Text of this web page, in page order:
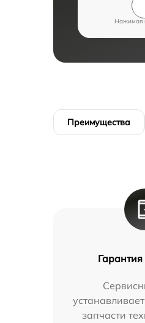
Нажимая
Преимущества
запчасти